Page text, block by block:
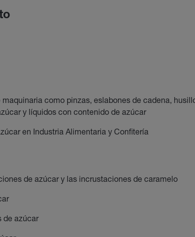
como pinzas, eslabones de cadena,
y líquidos con contenido de azúcar
en Industria Alimentaria y Confitería
de azúcar y las incrustaciones de caramelo
de azúcar